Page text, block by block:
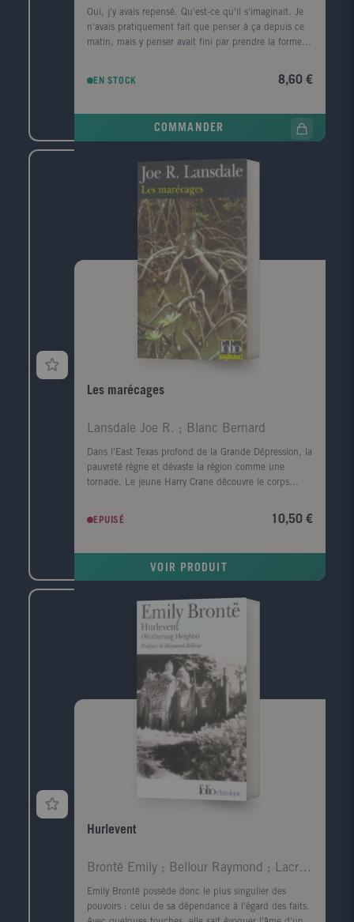
Oui, j'y avais repensé. Qu'est-ce qu'il s'imaginait. Je
n'avais pratiquement fait que penser à ça depuis ce
matin, mais y penser avait fini par prendre la forme
police, elle prend le train pour Le Havre, ville de son
longtemps. Durant ce jour de retour, cherchant à
comprendre ce qui la lie à ce mort dont elle ignore
tout, elle va exhumer ses souvenirs mais aussi la
mémoire de cette ville traumatisée par la guerre, ce
qui a disparu, ce qui a survécu, et raviver les vestiges
d'un amour adolescent.
EN STOCK 8,60 €
COMMANDER
Les marécages
Lansdale Joe R. ; Blanc Bernard
Dans l'East Texas profond de la Grande Dépression, la
pauvreté règne et dévaste la région comme une
tornade. Le jeune Harry Crane découvre le corps
Sabine. Il est convaincu que le meurtre est l'oeuvre
de l'Homme-chèvre, un monstre de légende. Le
EPUISÉ 10,50 €
VOIR PRODUIT
Hurlevent
Brontë Emily ; Bellour Raymond ; Lacretelle Jacque
Emily Brontë possède donc le plus singulier des
pouvoirs : celui de sa dépendance à l'égard des faits.